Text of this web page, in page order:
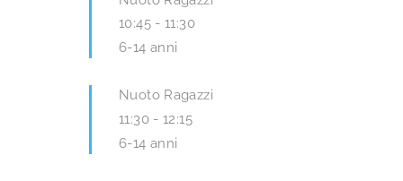
10:45 -11:30
6-14 anni
Nuoto Ragazzi
11:30 -12:15
6-14 anni